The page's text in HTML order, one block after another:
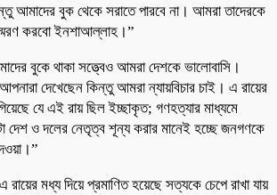
আমাদের বুক থেকে সরাতে পারবে না। আমরা তাদেরকে
করবো ইনশাআল্লাহ।”
বুকে থাকা সত্ত্বেও আমরা দেশকে ভালোবাসি।
দেখেছেন কিন্তু আমরা ন্যায়বিচার চাই। এ রায়ের
যে এই রায় ছিল ইচ্ছাকৃত; গণহত্যার মাধ্যমে
ও দলের নেতৃত্ব শূন্য করার মানেই হচ্ছে জনগণকে
মধ্য দিয়ে প্রমাণিত হয়েছে সত্যকে চেপে রাখা যায়